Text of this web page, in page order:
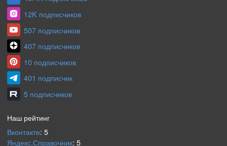
12K подписчиков
507 подписчиков
407 подписчиков
10 подписчиков
401 подписчик
5 подписчиков
Наш рейтинг
Вконтакте:5
Яндекс.Справочник:5